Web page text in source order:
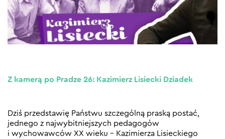
Z kamerą po Pradze 26: Kazimierz Lisiecki Dziadek
Dziś przedstawię Państwu szczególną praską postać,
jednego z najwybitniejszych pedagogów
i wychowawców XX wieku – Kazimierza Lisieckiego